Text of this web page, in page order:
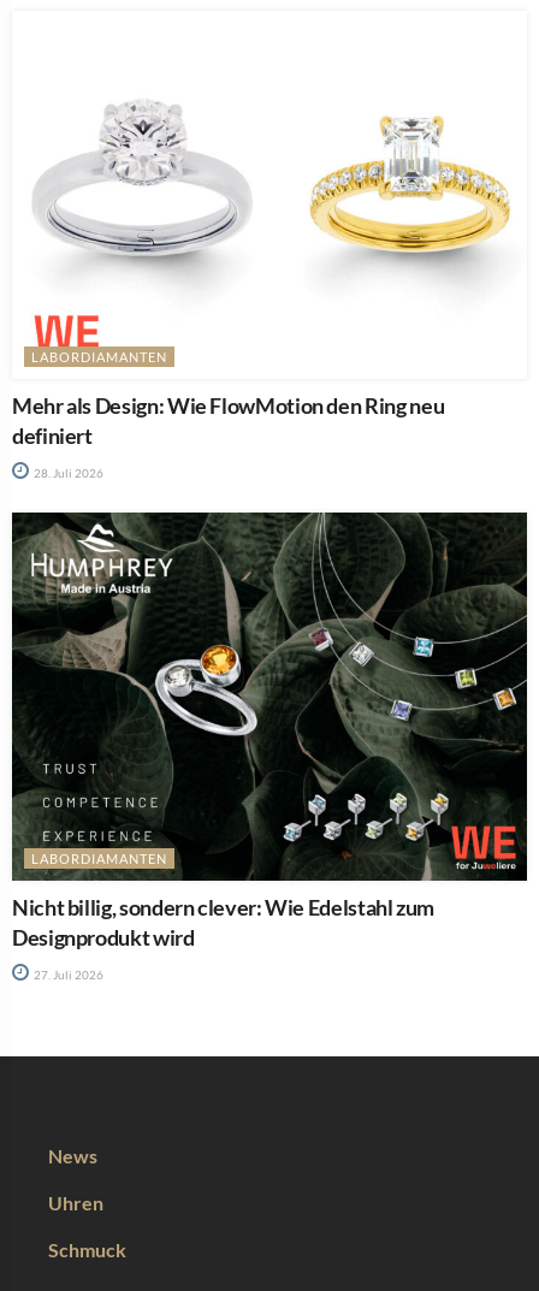
LABORDIAMANTEN
Mehr als Design: Wie FlowMotion den Ring neu
definiert
28. Juli 2026
LABORDIAMANTEN
Nicht billig, sondern clever: Wie Edelstahl zum
Designprodukt wird
27. Juli 2026
News
Uhren
Schmuck